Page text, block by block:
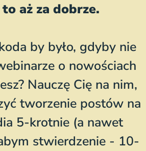
aż za dobrze.
by było, gdyby nie
o nowościach
Nauczę Cię na nim,
tworzenie postów na
5-krotnie (a nawet
stwierdzenie - 10-